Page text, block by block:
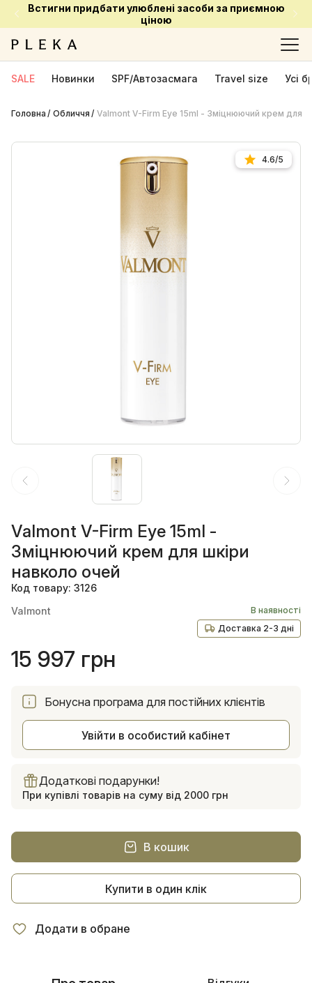
Встигни придбати улюблені засоби за приємною
ціною
SALE Новинки SPF/Автозасмага Travel size Усі
Головна Обличчя Valmont V-Firm Eye 15ml - Зміцнюючий крем для
4.6/5
Valmont V-Firm Eye 15ml -
Зміцнюючий крем для шкіри
навколо очей
Код товару: 3126
Valmont
В наявності
Доставка 2-3 дні
15 997 грн
Бонусна програма для постійних клієнтів
Увійти в особистий кабінет
Додаткові подарунки!
При купівлі товарів на суму від 2000 грн
В кошик
Купити в один клік
Додати в обране